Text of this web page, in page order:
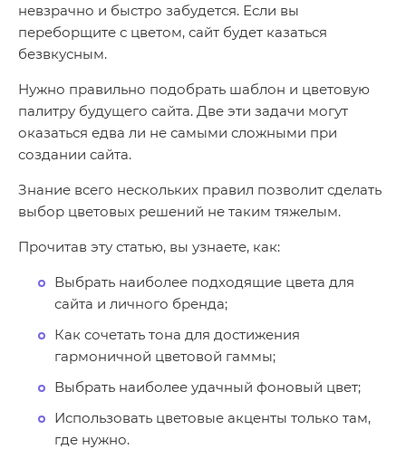
невзрачно и быстро забудется. Если вы
переборщите с цветом, сайт будет казаться
безвкусным.
Нужно правильно подобрать шаблон и цветовую
палитру будущего сайта. Две эти задачи могут
оказаться едва ли не самыми сложными при
создании сайта.
Знание всего нескольких правил позволит сделать
выбор цветовых решений не таким тяжелым.
Прочитав эту статью, вы узнаете, как:
Выбрать наиболее подходящие цвета для
сайта и личного бренда;
Как сочетать тона для достижения
гармоничной цветовой гаммы;
Выбрать наиболее удачный фоновый цвет;
Использовать цветовые акценты только там,
где нужно.